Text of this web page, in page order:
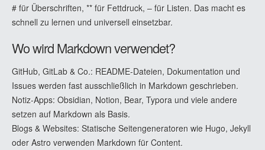
# für Überschriften, ** für Fettdruck, – für Listen. Das macht es
schnell zu lernen und universell einsetzbar.
Wo wird Markdown verwendet?
GitHub, GitLab & Co.: README-Dateien, Dokumentation und
Issues werden fast ausschließlich in Markdown geschrieben.
Notiz-Apps: Obsidian, Notion, Bear, Typora und viele andere
setzen auf Markdown als Basis.
Blogs & Websites: Statische Seitengeneratoren wie Hugo, Jekyll
oder Astro verwenden Markdown für Content.